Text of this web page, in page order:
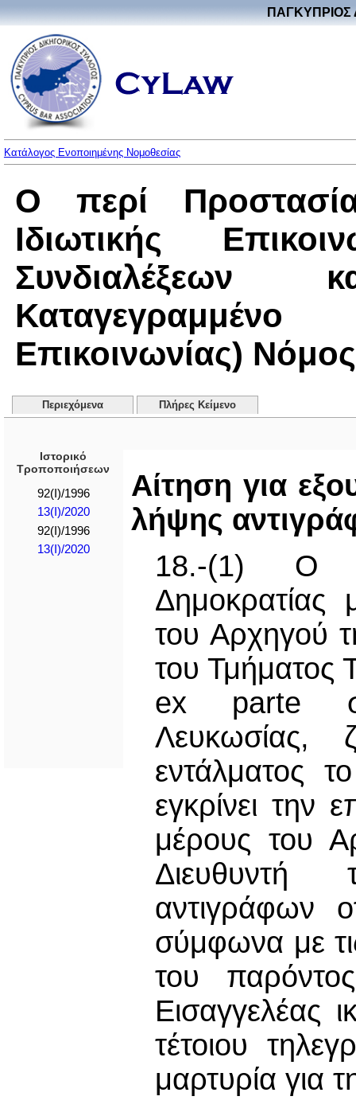
ΠΑΓΚΥΠΡΙΟΣ
Κατάλογος Ενοποιημένης Νομοθεσίας
Ο περί
Ιδιωτικής
Καταγεγραμμένο
Επικοινωνίας)
Περιεχόμενα Πλήρες Κείμενο
Ιστορικό
Τροποποιήσεων
92(I)/1996
13(I)/2020
92(I)/1996
13(I)/2020
Αίτηση για
λήψης
18.-(1) Ο
Δημοκρατίας
του Αρχηγού
του Τμήματος
ex parte
Λευκωσίας,
εντάλματος
εγκρίνει
μέρους του
Διευθυντή
αντιγράφων
σύμφωνα με
του
Εισαγγελέας
τέτοιου
μαρτυρία για